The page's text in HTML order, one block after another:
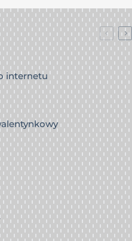
internetu